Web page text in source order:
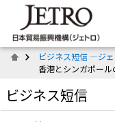
ビジネス短信 ―ジ
香港とシンガポー
ビジネス短信